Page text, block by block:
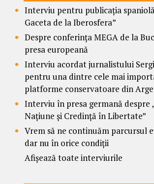
Interviu pentru publicația
Gaceta de la Iberosfera”
Despre conferința MEGA de la
presa europeană
Interviu acordat jurnalistului
pentru una dintre cele mai
platforme conservatoare din
Interviu în presa germană despre
Națiune și Credință în Libertate”
Vrem să ne continuăm parcursul
dar nu în orice condiții
Afișează toate interviurile